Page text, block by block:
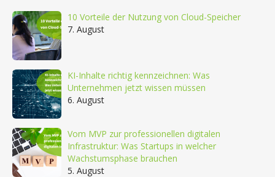
10 Vorteile der Nutzung von Cloud-Speicher
7. August
KI-Inhalte richtig kennzeichnen: Was
Unternehmen jetzt wissen müssen
6. August
Vom MVP zur professionellen digitalen
Infrastruktur: Was Startups in welcher
Wachstumsphase brauchen
5. August